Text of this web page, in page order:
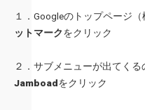
１．Googleのトップページ
ットマークをクリック
２．サブメニューが出てく
Jamboadをクリック